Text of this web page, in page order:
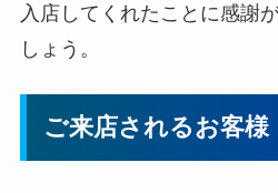
入店してくれたことに感謝
しょう。
ご来店されるお客様